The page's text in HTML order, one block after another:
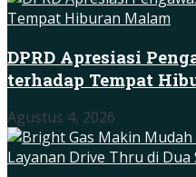
DPRD Apresiasi
terhadap Tempat
Agustus 4, 2026